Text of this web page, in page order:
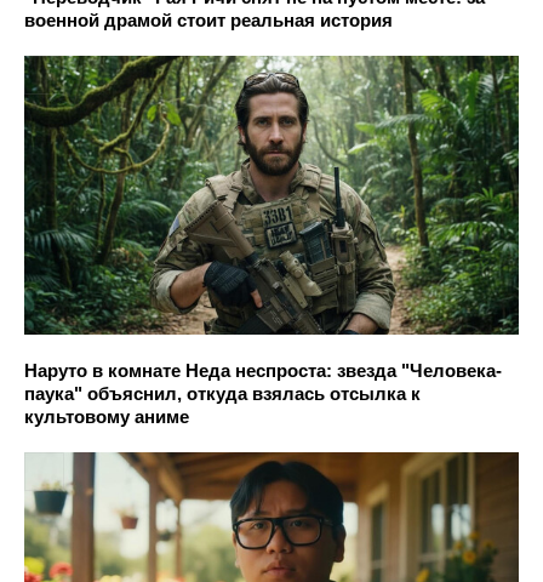
военной драмой стоит реальная история
Наруто в комнате Неда неспроста: звезда "Человека-
паука" объяснил, откуда взялась отсылка к
культовому аниме